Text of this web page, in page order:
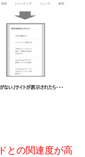
との関連度が高